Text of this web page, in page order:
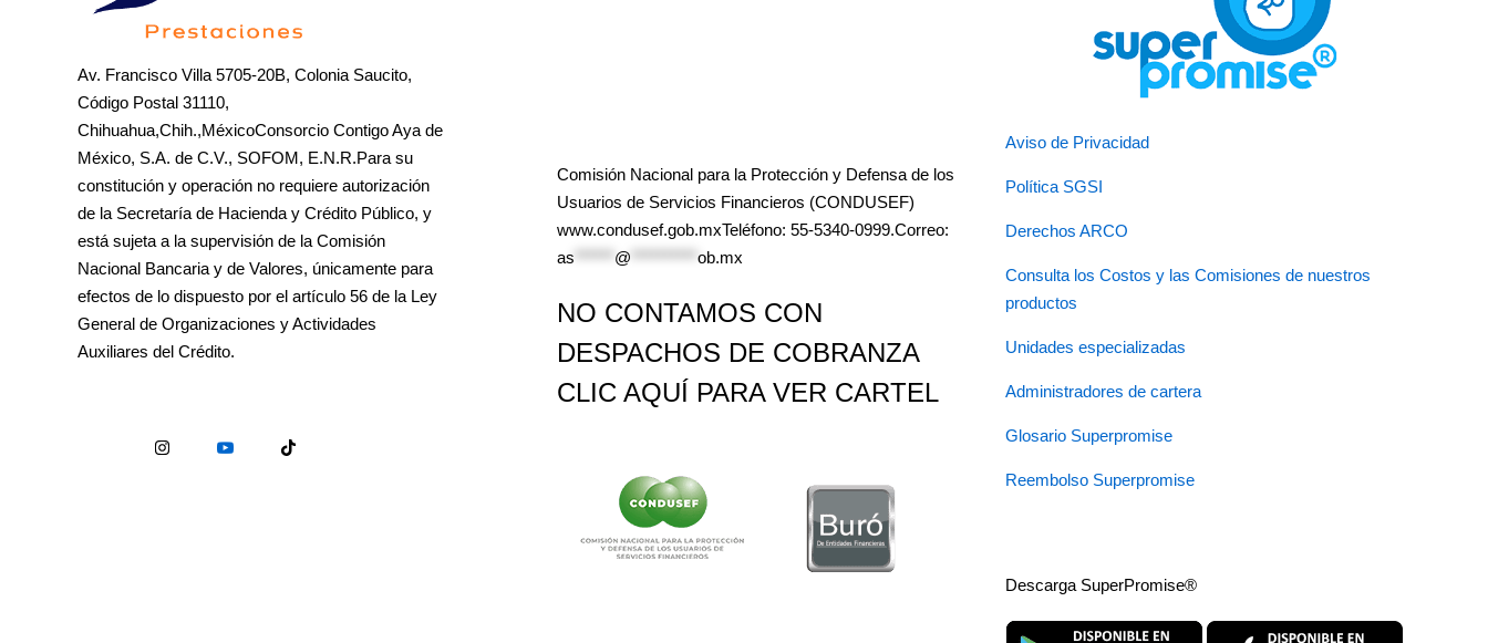
Av. Francisco Villa 5705-20B, Colonia Saucito,
Código Postal 31110,
Chihuahua,Chih.,MéxicoConsorcio Contigo Aya de
México, S.A. de C.V., SOFOM, E.N.R.Para su
constitución y operación no requiere autorización
de la Secretaría de Hacienda y Crédito Público, y
está sujeta a la supervisión de la Comisión
Nacional Bancaria y de Valores, únicamente para
efectos de lo dispuesto por el artículo 56 de la Ley
General de Organizaciones y Actividades
Auxiliares del Crédito.
Comisión Nacional para la Protección y Defensa de los
Usuarios de Servicios Financieros (CONDUSEF)
www.condusef.gob.mxTeléfono: 55-5340-0999.Correo:
as
@ ob.mx
NO CONTAMOS CON
DESPACHOS DE COBRANZA
CLIC AQUÍ PARA VER CARTEL
Aviso de Privacidad
Política SGSI
Derechos ARCO
Consulta los Costos y las Comisiones de nuestros
productos
Unidades especializadas
Administradores de cartera
Glosario Superpromise
Reembolso Superpromise
Descarga SuperPromise®